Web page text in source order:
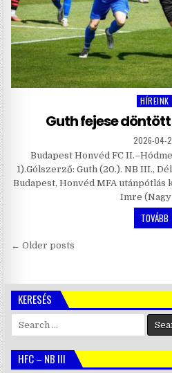
Posted
in
HÍREINK
Guth fejese
2026-04-
Budapest Honvéd FC
1).Gólszerző: Guth (20.). NB III.,
Budapest, Honvéd MFA utánpótlás
Imre (Nagy
TOVÁBB
Bejegyzés
← Older posts
KERESÉS
HFC – NB III